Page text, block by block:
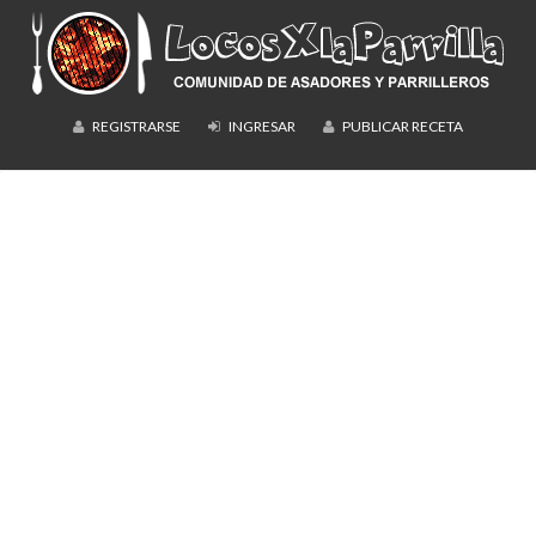
REGISTRARSE INGRESAR PUBLICAR RECETA